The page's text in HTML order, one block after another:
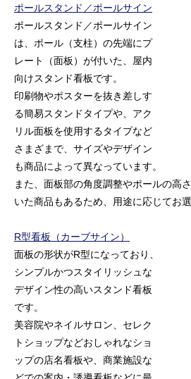
ポールスタンド／ポールサイン
ポールスタンド／ポールサイン
は、ポール（支柱）の先端にプ
レート（面板）が付いた、屋内
向けスタンド看板です。
印刷物やポスターを抜き差しす
る簡易スタンドタイプや、アク
リル面板を使用するタイプなど
さまざまで、サイズやデザイン
も商品によって異なっています。
また、面板部の角度調整やポールの高
いた商品もあるため、用途に応じてお
R型看板（カーブサイン）
面板の形状がR型になっており、
シンプルかつスタイリッシュな
デザイン性の高いスタンド看板
です。
美容院やネイルサロン、セレク
トショップなどおしゃれなショ
ップの店名看板や、商業施設な